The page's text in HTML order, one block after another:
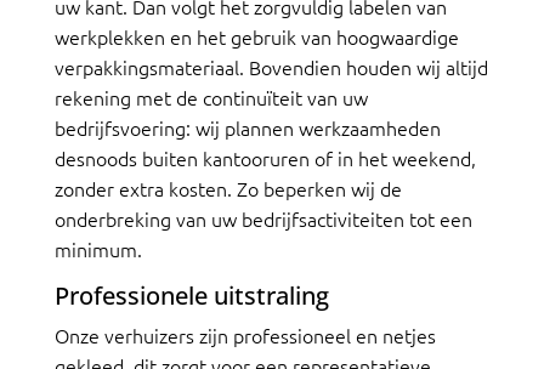
uw kant. Dan volgt het zorgvuldig labelen van
werkplekken en het gebruik van hoogwaardige
verpakkingsmateriaal. Bovendien houden wij altijd
rekening met de continuïteit van uw
bedrijfsvoering: wij plannen werkzaamheden
desnoods buiten kantooruren of in het weekend,
zonder extra kosten. Zo beperken wij de
onderbreking van uw bedrijfsactiviteiten tot een
minimum.
Professionele uitstraling
Onze verhuizers zijn professioneel en netjes